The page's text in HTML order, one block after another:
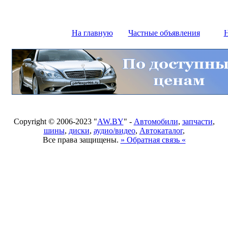
На главную Частные объявления
Copyright © 2006-2023 "AW.BY" - Автомобили, запчасти,
шины, диски, аудио/видео, Автокаталог,
Все права защищены. » Обратная связь «